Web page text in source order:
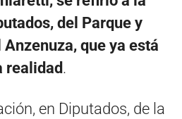
del Parque y
que ya está
realidad.
en Diputados, de la